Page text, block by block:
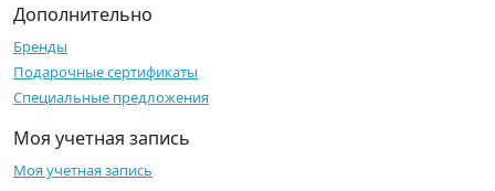
Дополнительно
Бренды
Подарочные сертификаты
Специальные предложения
Моя учетная запись
Моя учетная запись